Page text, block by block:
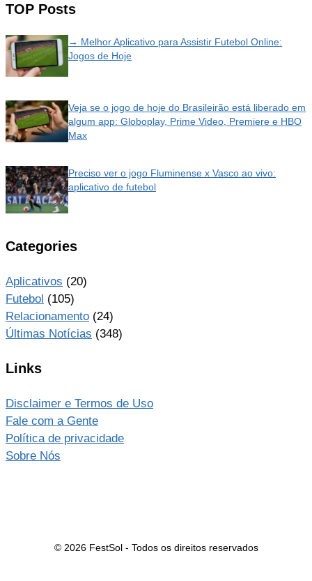
TOP Posts
→ Melhor Aplicativo para Assistir Futebol Online:
Jogos de Hoje
Veja se o jogo de hoje do Brasileirão está liberado em
algum app: Globoplay, Prime Video, Premiere e HBO
Max
Preciso ver o jogo Fluminense x Vasco ao vivo:
aplicativo de futebol
Categories
Aplicativos (20)
Futebol (105)
Relacionamento (24)
Últimas Notícias (348)
Links
Disclaimer e Termos de Uso
Fale com a Gente
Política de privacidade
Sobre Nós
© 2026 FestSol - Todos os direitos reservados